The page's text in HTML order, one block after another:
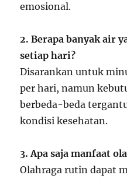
emosional.
2. Berapa banyak air
setiap hari?
Disarankan untuk
per hari, namun
berbeda-beda
kondisi kesehatan.
3. Apa saja manfaat
Olahraga rutin dapat